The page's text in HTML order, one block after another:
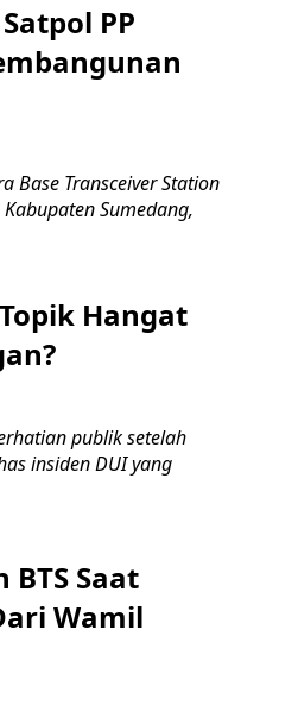
PP
Base Transceiver Station
Sumedang,
Hangat
publik setelah
insiden DUI yang
Saat
Wamil